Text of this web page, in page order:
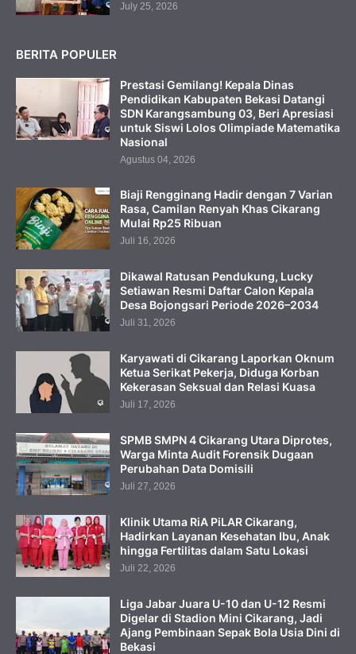
July 25, 2026
BERITA POPULER
Prestasi Gemilang! Kepala Dinas
Pendidikan Kabupaten Bekasi Datangi
SDN Karangsambung 03, Beri Apresiasi
untuk Siswi Lolos Olimpiade Matematika
Nasional
Agustus 04, 2026
Biaji Rengginang Hadir dengan 7 Varian
Rasa, Camilan Renyah Khas Cikarang
Mulai Rp25 Ribuan
Juli 16, 2026
Dikawal Ratusan Pendukung, Lucky
Setiawan Resmi Daftar Calon Kepala
Desa Bojongsari Periode 2026–2034
Juli 31, 2026
Karyawati di Cikarang Laporkan Oknum
Ketua Serikat Pekerja, Diduga Korban
Kekerasan Seksual dan Relasi Kuasa
Juli 17, 2026
SPMB SMPN 4 Cikarang Utara Diprotes,
Warga Minta Audit Forensik Dugaan
Perubahan Data Domisili
Juli 27, 2026
Klinik Utama RiA PiLAR Cikarang,
Hadirkan Layanan Kesehatan Ibu, Anak
hingga Fertilitas dalam Satu Lokasi
Juli 22, 2026
Liga Jabar Juara U-10 dan U-12 Resmi
Digelar di Stadion Mini Cikarang, Jadi
Ajang Pembinaan Sepak Bola Usia Dini di
Bekasi